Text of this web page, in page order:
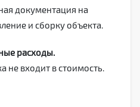
документация на
и сборку объекта.
расходы.
не входит в стоимость.